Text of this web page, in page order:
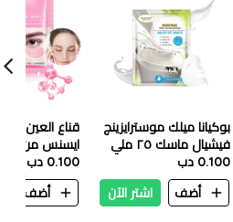
بوكيانا ميلك موسترايزينج
فيشيال ماسك ٢٥ ملي
0.100 دب
أضف
اشتر الآن
قناع العين
جم
0.100 دب
أضف